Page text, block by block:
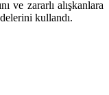
ve zararlı alışkanlara
kullandı.